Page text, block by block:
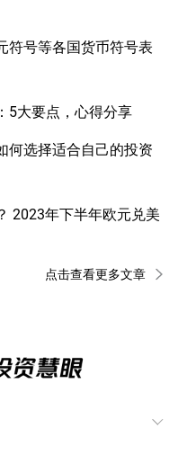
符号等各国货币符号表
5大要点，心得分享
何选择适合自己的投资
2023年下半年欧元兑美
点击查看更多文章